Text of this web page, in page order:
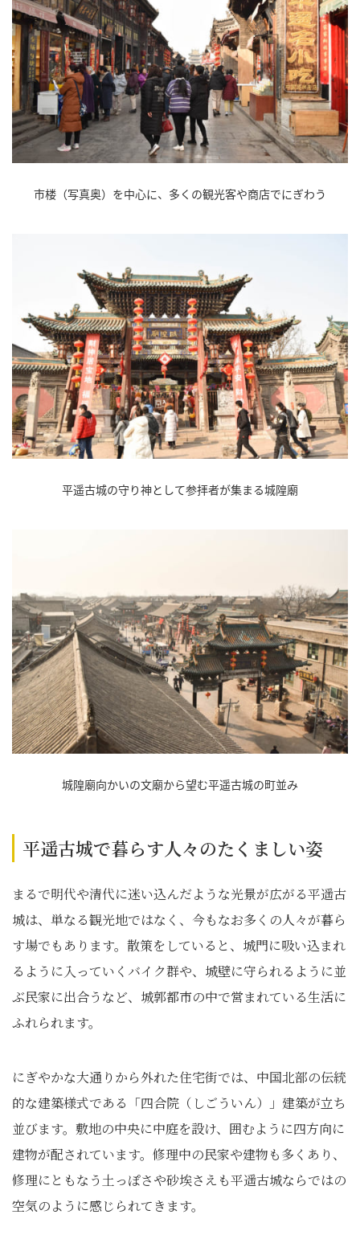
市楼（写真奥）を中心に、多くの観光客や商店でにぎわう
平遥古城の守り神として参拝者が集まる城隍廟
城隍廟向かいの文廟から望む平遥古城の町並み
平遥古城で暮らす人々のたくましい姿
まるで明代や清代に迷い込んだような光景が広がる平遥古
城は、単なる観光地ではなく、今もなお多くの人々が暮ら
す場でもあります。散策をしていると、城門に吸い込まれ
るように入っていくバイク群や、城壁に守られるように並
ぶ民家に出合うなど、城郭都市の中で営まれている生活に
ふれられます。
にぎやかな大通りから外れた住宅街では、中国北部の伝統
的な建築様式である「四合院（しごういん）」建築が立ち
並びます。敷地の中央に中庭を設け、囲むように四方向に
建物が配されています。修理中の民家や建物も多くあり、
修理にともなう土っぽさや砂埃さえも平遥古城ならではの
空気のように感じられてきます。